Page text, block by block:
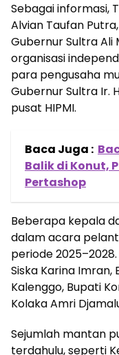
Sebagai informasi,
Alvian Taufan
Gubernur Sultra Ali
organisasi
para pengusaha
Gubernur Sultra Ir.
pusat HIPMI.
Baca Juga :
Balik di Konut,
Pertashop
Beberapa kepala
dalam acara
periode
Siska Karina
Kalenggo, Bupati
Kolaka Amri
Sejumlah mantan
terdahulu, seperti